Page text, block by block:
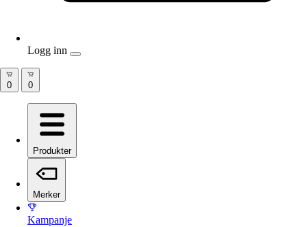
Produkter
Merker
Kampanje